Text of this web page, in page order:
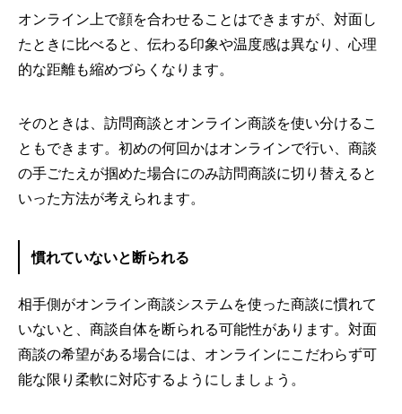
オンライン上で顔を合わせることはできますが、対面し
たときに比べると、伝わる印象や温度感は異なり、心理
的な距離も縮めづらくなります。
そのときは、訪問商談とオンライン商談を使い分けるこ
ともできます。初めの何回かはオンラインで行い、商談
の手ごたえが掴めた場合にのみ訪問商談に切り替えると
いった方法が考えられます。
慣れていないと断られる
相手側がオンライン商談システムを使った商談に慣れて
いないと、商談自体を断られる可能性があります。対面
商談の希望がある場合には、オンラインにこだわらず可
能な限り柔軟に対応するようにしましょう。